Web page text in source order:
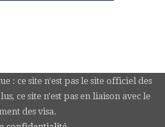
: ce site n'est pas le site officiel des
ce site n'est pas en liaison avec le
des visa.